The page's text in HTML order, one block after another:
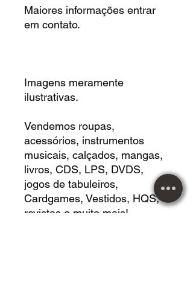
Maiores informações entrar
em contato.
Imagens meramente
ilustrativas.
Vendemos roupas,
acessórios, instrumentos
musicais, calçados, mangas,
livros, CDS, LPS, DVDS,
jogos de tabuleiros,
Cardgames, Vestidos, HQS,
revistas e muito mais!